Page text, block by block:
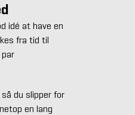
idé at have en
fra tid til
du slipper for
en lang